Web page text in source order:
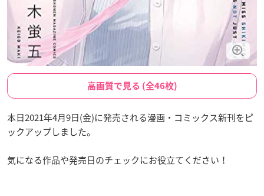
高画質で見る (全46枚)
本日2021年4月9日(金)に発売される漫画・コミックス新刊をピ
ックアップしました。
気になる作品や発売日のチェックにお役立てください！